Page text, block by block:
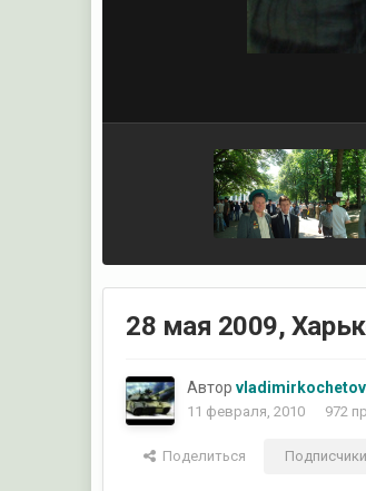
28 мая 2009,
Авторvladimirkochetov
11 февраля, 2010 972
Поделиться Подписчики